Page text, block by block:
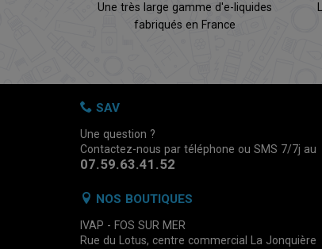
Une très large gamme d'e-liquides
fabriqués en France
SAV
Une question ?
Contactez-nous par téléphone ou SMS 7/7j au
07.59.63.41.52
NOS BOUTIQUES
IVAP - FOS SUR MER
Rue du Lotus, centre commercial La Jonquière